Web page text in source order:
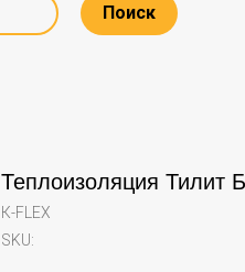
Поиск
Теплоизоляция Тилит
К-FLEX
SKU: